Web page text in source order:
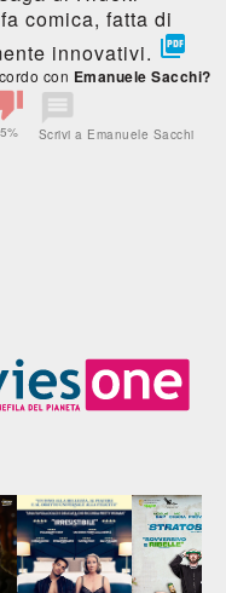
comica, fatta di
innovativi. 
con Emanuele Sacchi?
Scrivi a Emanuele Sacchi